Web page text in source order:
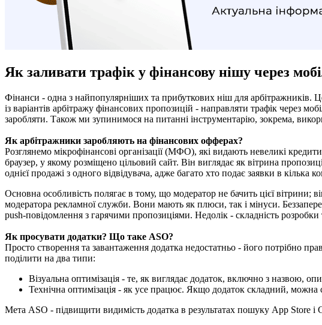
Як заливати трафік у фінансову нішу через
Фінанси - одна з найпопулярніших та прибуткових ніш для арбітражників.
із варіантів арбітражу фінансових пропозицій - направляти трафік через
заробляти. Також ми зупинимося на питанні інструментарію, зокрема,
Як арбітражники заробляють на фінансових офферах?
Розглянемо мікрофінансові організації (МФО), які видають невеликі
браузер, у якому розміщено цільовий сайт. Він виглядає як вітрина
однієї продажі з одного відвідувача, адже багато хто подає заявки в кілька
Основна особливість полягає в тому, що модератор не бачить цієї
модератора рекламної служби. Вони мають як плюси, так і мінуси.
push-повідомлення з гарячими пропозиціями. Недолік - складність
Як просувати додатки? Що таке ASO?
Просто створення та завантаження додатка недостатньо - його потрібно
поділити на два типи:
Візуальна оптимізація - те, як виглядає додаток, включно з назвою,
Технічна оптимізація - як усе працює. Якщо додаток складний, можна
Мета ASO - підвищити видимість додатка в результатах пошуку App Store